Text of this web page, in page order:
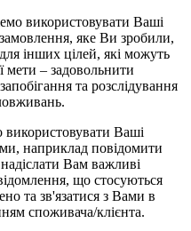
використовувати Ваші
яке Ви зробили,
інших цілей, які можуть
мети – задовольнити
та розслідування
Ваші
наприклад повідомити
Вам важливі
що стосуються
та зв'язатися з Вами в
споживача/клієнта.